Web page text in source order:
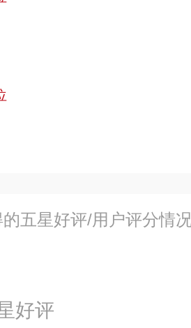
五星好评/用户评分情
好评